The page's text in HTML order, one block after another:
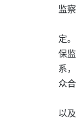
监
定
保
系
众
以